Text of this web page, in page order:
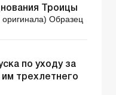
Троицы
Образец
по уходу за
трехлетнего